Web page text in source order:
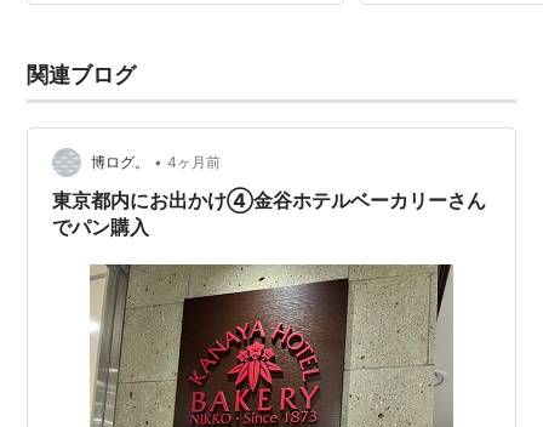
関連ブログ
博ログ。 • 4ヶ月前
東京都内にお出かけ④金谷ホテルベーカリーさん
でパン購入